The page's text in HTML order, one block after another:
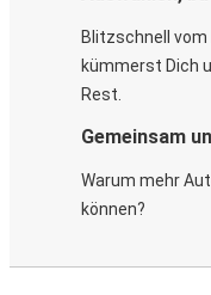
Blitzschnell
kümmerst Dich
Rest.
Gemeinsam
Warum mehr
können?